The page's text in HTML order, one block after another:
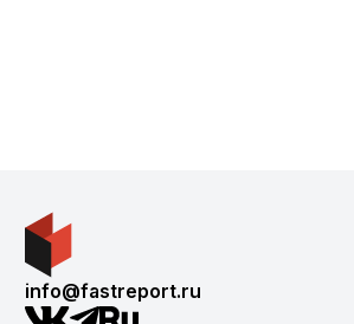
info@fastreport.ru